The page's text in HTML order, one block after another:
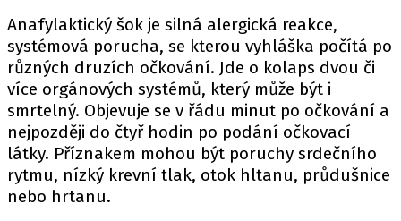
Anafylaktický šok je silná alergická reakce,
systémová porucha, se kterou vyhláška počítá po
různých druzích očkování. Jde o kolaps dvou či
více orgánových systémů, který může být i
smrtelný. Objevuje se v řádu minut po očkování a
nejpozději do čtyř hodin po podání očkovací
látky. Příznakem mohou být poruchy srdečního
rytmu, nízký krevní tlak, otok hltanu, průdušnice
nebo hrtanu.